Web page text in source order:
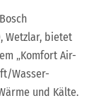
Wetzlar, bietet
„Komfort Air-
Wasser-
und Kälte.